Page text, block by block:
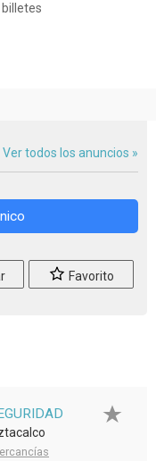
Ver todos los anuncios »
Favorito